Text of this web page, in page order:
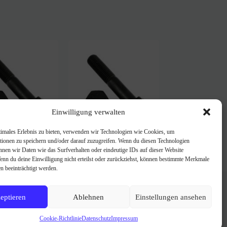
Einwilligung verwalten
Erlebnis zu bieten, verwenden wir Technologien wie Cookies, um
zu speichern und/oder darauf zuzugreifen. Wenn du diesen Technologien
wir Daten wie das Surfverhalten oder eindeutige IDs auf dieser Website
du deine Einwilligung nicht erteilst oder zurückziehst, können bestimmte Merkmale
beeinträchtigt werden.
Ablehnen Einstellungen ansehen
Cookie-RichtlinieDatenschutzImpressum
16“x40 12.9
Fräsmesserschraube
Howard 7/16“x35 12.9
m.M.+SR
Über uns
Impressum
Cookie-Richtlinie (EU)